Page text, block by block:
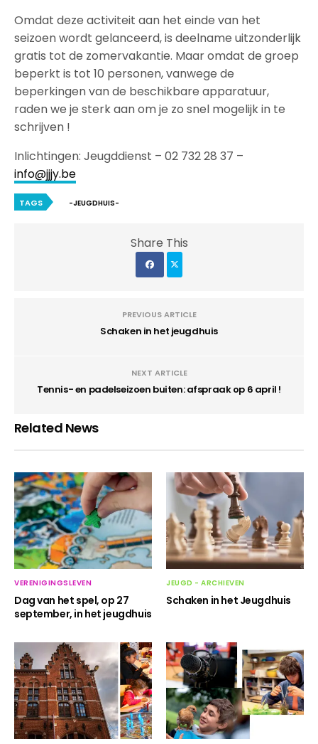
Omdat deze activiteit aan het einde van het
seizoen wordt gelanceerd, is deelname uitzonderlijk
gratis tot de zomervakantie. Maar omdat de groep
beperkt is tot 10 personen, vanwege de
beperkingen van de beschikbare apparatuur,
raden we je sterk aan om je zo snel mogelijk in te
schrijven !
Inlichtingen: Jeugddienst – 02 732 28 37 –
info@jjjy.be
TAGS -JEUGDHUIS-
Share This
PREVIOUS ARTICLE
Schaken in het jeugdhuis
NEXT ARTICLE
Tennis- en padelseizoen buiten: afspraak op 6 april !
Related News
VERENIGINGSLEVEN
Dag van het spel, op 27
september, in het jeugdhuis
JEUGD - ARCHIEVEN
Schaken in het Jeugdhuis